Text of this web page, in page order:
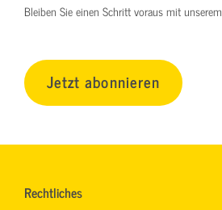
Bleiben Sie einen Schritt voraus mit unserem
Jetzt abonnieren
Rechtliches